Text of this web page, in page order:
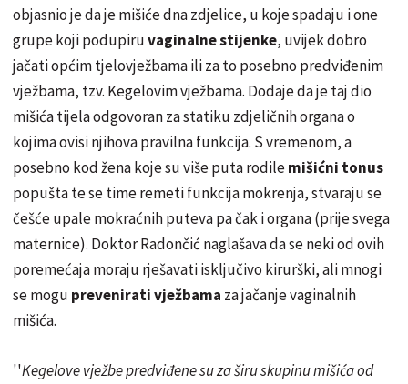
objasnio je da je mišiće dna zdjelice, u koje spadaju i one
grupe koji podupiruvaginalne stijenke, uvijek dobro
jačati općim tjelovježbama ili za to posebno predviđenim
vježbama, tzv. Kegelovim vježbama. Dodaje da je taj dio
mišića tijela odgovoran za statiku zdjeličnih organa o
kojima ovisi njihova pravilna funkcija. S vremenom, a
posebno kod žena koje su više puta rodilemišićni tonus
popušta te se time remeti funkcija mokrenja, stvaraju se
češće upale mokraćnih puteva pa čak i organa (prije svega
maternice). Doktor Radončić naglašava da se neki od ovih
poremećaja moraju rješavati isključivo kirurški, ali mnogi
se mogu prevenirati vježbama za jačanje vaginalnih
mišića.
''Kegelove vježbe predviđene su za širu skupinu mišića od